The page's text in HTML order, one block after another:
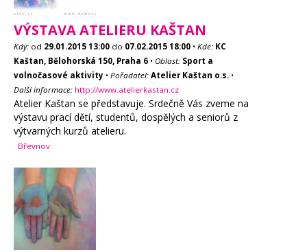
VÝSTAVA ATELIERU KAŠTAN
Kdy: od 29.01.2015 13:00 do 07.02.2015 18:00 • Kde: KC
Kaštan, Bělohorská 150, Praha 6 • Oblast: Sport a
volnočasové aktivity • Pořadatel: Atelier Kaštan o.s. •
Další informace: http://www.atelierkastan.cz
Atelier Kaštan se představuje. Srdečně Vás zveme na
výstavu prací dětí, studentů, dospělých a seniorů z
výtvarných kurzů atelieru.
Břevnov